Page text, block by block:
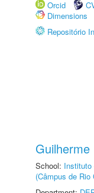
Orcid
Dimensions
Repositório
School: Instituto
(Câmpus de Rio